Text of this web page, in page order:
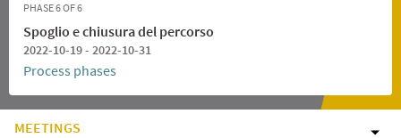
PHASE 6 OF 6
Spoglio e chiusura del percorso
2022-10-19 - 2022-10-31
Process phases
MEETINGS